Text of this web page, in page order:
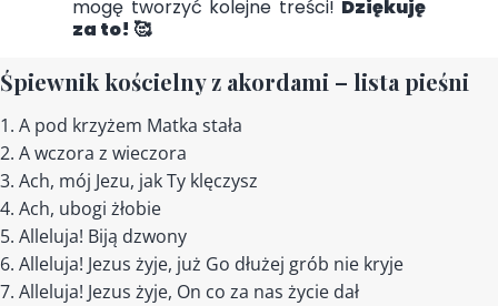
mogę tworzyć kolejne treści! Dziękuję
za to! 🥰
Śpiewnik kościelny z akordami – lista pieśni
A pod krzyżem Matka stała
A wczora z wieczora
Ach, mój Jezu, jak Ty klęczysz
Ach, ubogi żłobie
Alleluja! Biją dzwony
Alleluja! Jezus żyje, już Go dłużej grób nie kryje
Alleluja! Jezus żyje, On co za nas życie dał